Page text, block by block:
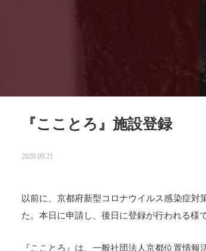
『こことろ』施設登録
2020.09.21
以前に、京都府新型コロナウイルス感染症
た。本日に申請し、後日に登録が行われる様で
『こことろ』は、一般社団法人京都位置情